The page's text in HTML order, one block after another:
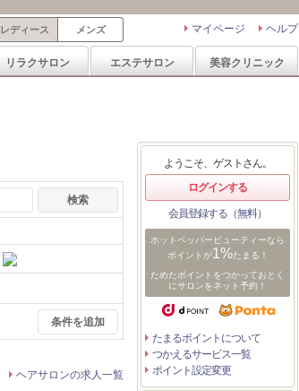
ヘルプ
マイページ
レディース メンズ
リラクサロン エステサロン 美容クリニック
条件を追加
ヘアサロンの求人一覧
ようこそ、ゲストさん。
ログインする
会員登録する（無料）
ホットペッパービューティーなら
ポイントが1%たまる！
ためたポイントをつかっておとく
にサロンをネット予約！
たまるポイントについて
つかえるサービス一覧
ポイント設定変更